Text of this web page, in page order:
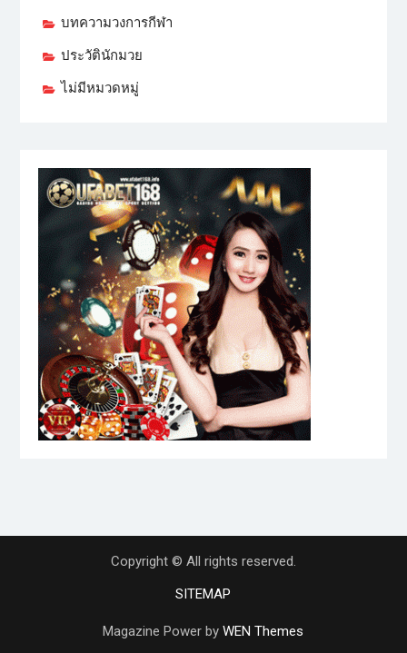
บทความวงการกีฬา
ประวัตินักมวย
ไม่มีหมวดหมู่
Copyright © All rights reserved.
SITEMAP
Magazine Power byWEN Themes